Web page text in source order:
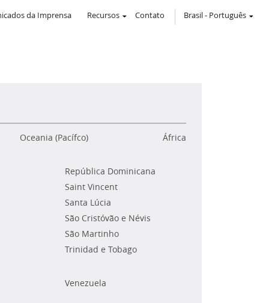
da Imprensa Recursos Contato Brasil- Português
Oceania (Pacífco) África
República Dominicana
Saint Vincent
Santa Lúcia
São Cristóvão e Névis
São Martinho
Trinidad e Tobago
Venezuela